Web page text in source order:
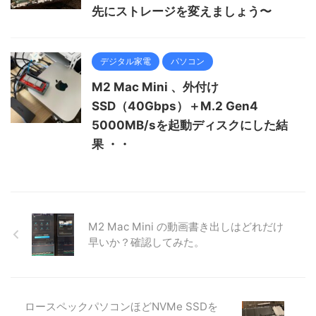
先にストレージを変えましょう〜
デジタル家電 パソコン
M2 Mac Mini 、外付け
SSD（40Gbps）＋M.2 Gen4
5000MB/sを起動ディスクにした結
果 ・・
M2 Mac Mini の動画書き出しはどれだけ
早いか？確認してみた。
ロースペックパソコンほどNVMe SSDを